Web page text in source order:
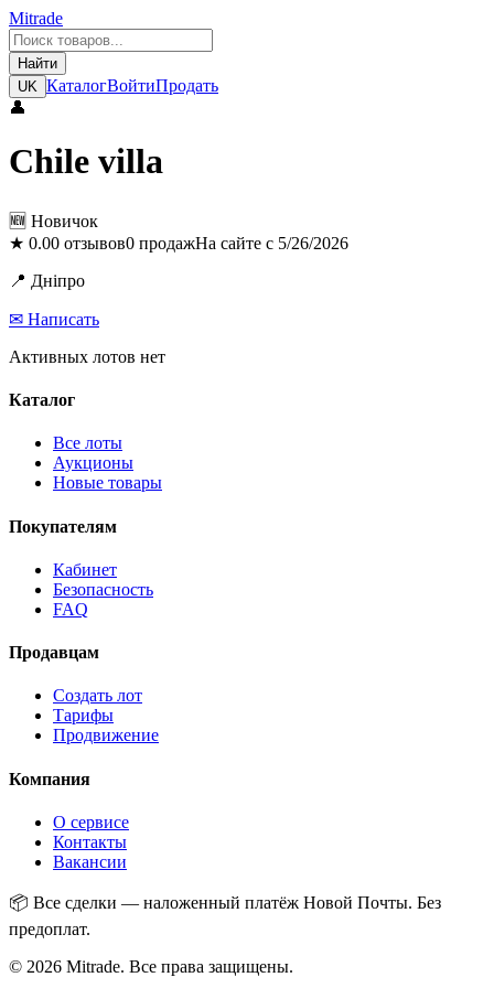
Mitrade
Найти
UK КаталогВойтиПродать
👤
Chile villa
🆕 Новичок
★ 0.00 отзывов0 продажНа сайте с 5/26/2026
📍 Дніпро
✉ Написать
Активных лотов нет
Каталог
Все лоты
Аукционы
Новые товары
Покупателям
Кабинет
Безопасность
FAQ
Продавцам
Создать лот
Тарифы
Продвижение
Компания
О сервисе
Контакты
Вакансии
📦 Все сделки — наложенный платёж Новой Почты. Без
предоплат.
© 2026 Mitrade. Все права защищены.